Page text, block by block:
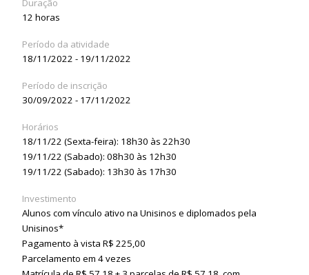
Duração
12 horas
Período da atividade
18/11/2022 - 19/11/2022
Período de inscrição
30/09/2022 - 17/11/2022
Horários
18/11/22 (Sexta-feira): 18h30 às 22h30
19/11/22 (Sabado): 08h30 às 12h30
19/11/22 (Sabado): 13h30 às 17h30
Investimento
Alunos com vínculo ativo na Unisinos e diplomados pela
Unisinos*
Pagamento à vista R$ 225,00
Parcelamento em 4 vezes